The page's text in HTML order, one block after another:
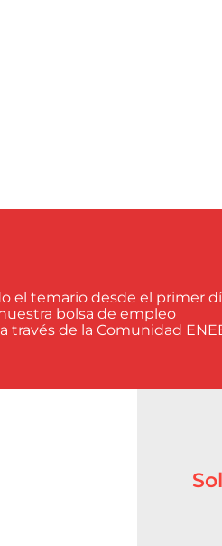
el temario desde el primer
bolsa de empleo
través de la Comunidad